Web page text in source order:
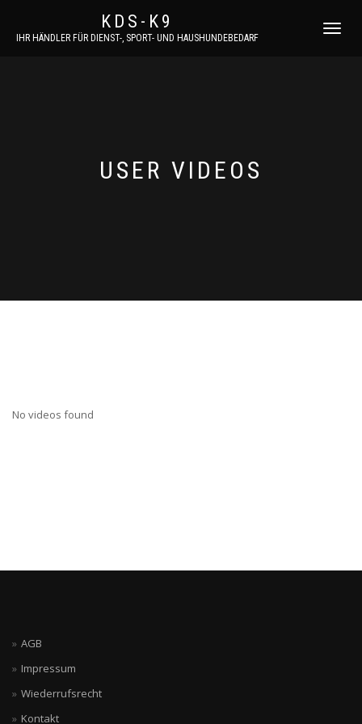
KDS-K9
IHR HÄNDLER FÜR DIENST-, SPORT- UND HAUSHUNDEBEDARF
USER VIDEOS
No videos found
AGB
Impressum
Wiederrufsrecht
Kontakt